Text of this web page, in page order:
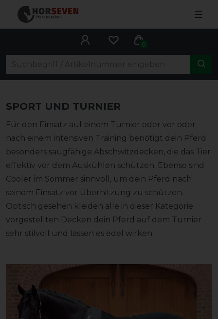
☰
0
SPORT UND TURNIER
Für den Einsatz auf einem Turnier oder vor oder
nach einem intensiven Training benötigt dein Pferd
besonders saugfähige Abschwitzdecken, die das Tier
effektiv vor dem Auskühlen schützen. Ebenso sind
Cooler im Sommer sinnvoll, um dein Pferd nach
seinem Einsatz vor Überhitzung zu schützen.
Optisch gesehen kleiden alle in dieser Kategorie
vorgestellten Decken dein Pferd auf dem Turnier
sehr stilvoll und lassen es edel wirken.